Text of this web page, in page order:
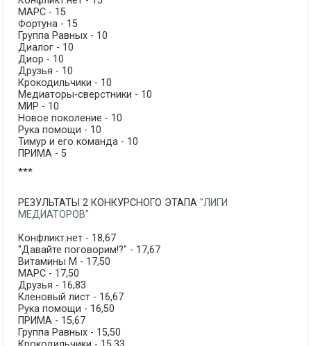
МАРС - 15
Фортуна - 15
Группа Равных - 10
Диалог - 10
Диор - 10
Друзья - 10
Крокодильчики - 10
Медиаторы-сверстники - 10
МИР - 10
Новое поколение - 10
Рука помощи - 10
Тимур и его команда - 10
ПРИМА - 5
***
РЕЗУЛЬТАТЫ 2 КОНКУРСНОГО ЭТАПА"ЛИГИ
МЕДИАТОРОВ"
Конфликт.нет - 18,67
"Давайте поговорим!?" - 17,67
Витамины М - 17,50
МАРС - 17,50
Друзья - 16,83
Кленовый лист - 16,67
Рука помощи - 16,50
ПРИМА - 15,67
Группа Равных - 15,50